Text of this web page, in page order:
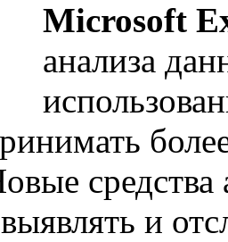
Microsoft
анализа
средства
и